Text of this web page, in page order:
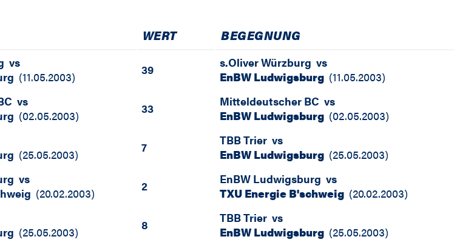
WERT BEGEGNUNG
vs
(11.05.2003) 39 s.Oliver Würzburg vs
EnBW Ludwigsburg (11.05.2003)
vs
(02.05.2003) 33 Mitteldeutscher BC vs
EnBW Ludwigsburg (02.05.2003)
(25.05.2003) 7 TBB Trier vs
EnBW Ludwigsburg (25.05.2003)
vs
(20.02.2003) 2 EnBW Ludwigsburg vs
TXU Energie B'schweig (20.02.2003)
(25.05.2003) 8 TBB Trier vs
EnBW Ludwigsburg (25.05.2003)